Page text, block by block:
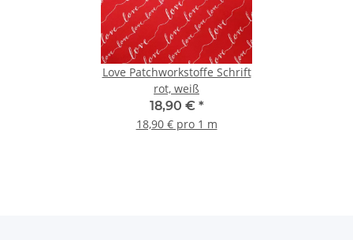
Love Patchworkstoffe Schrift
rot, weiß
18,90 € *
18,90 € pro 1 m